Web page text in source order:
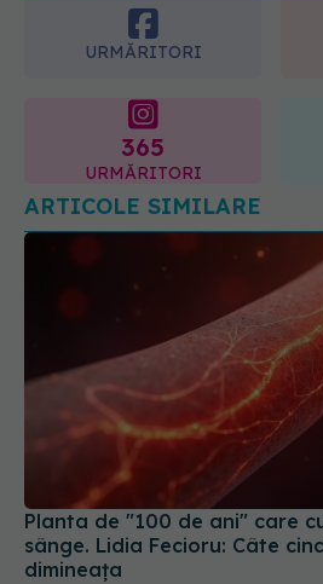
URMĂRITORI
365
URMĂRITORI
ARTICOLE SIMILARE
Planta de "100 de ani" care
sânge. Lidia Fecioru: Câte
dimineaţa